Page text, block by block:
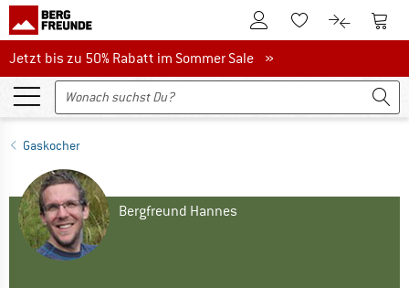
Zum KundenkontoZum Merkzettel.
Zum Zum
Jetzt bis zu 50% Rabatt im Sommer Sale
Jetzt bis zu 50% Rabatt im Sommer Sale »
Gaskocher
Bergfreund Hannes